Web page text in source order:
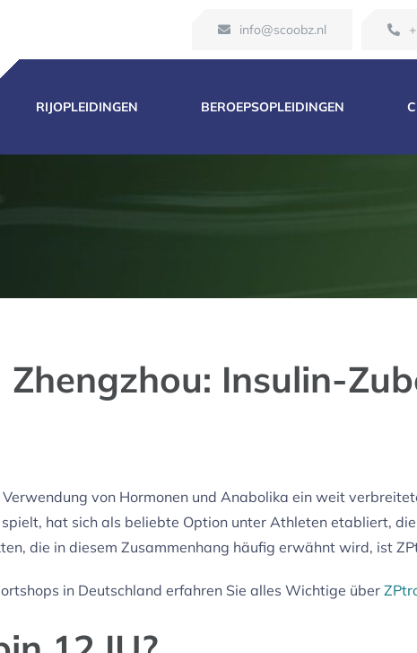
info@scoobz.nl
RIJOPLEIDINGEN BEROEPSOPLEIDINGEN
Insulin-
von Hormonen und Anabolika ein weit
hat sich als beliebte Option unter Athleten etabliert,
die in diesem Zusammenhang häufig erwähnt wird, ist
in Deutschland erfahren Sie alles Wichtige über